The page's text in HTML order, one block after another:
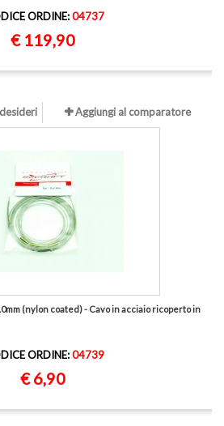
ORDINE:04737
€ 119,90
Aggiungi al comparatore
(nylon coated) - Cavo in acciaio ricoperto in
ORDINE:04739
€ 6,90